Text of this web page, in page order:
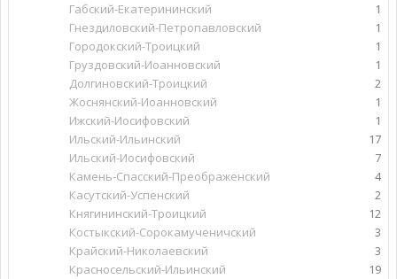
Габский-Екатерининский
1
Гнездиловский-Петропавловский
1
Городокский-Троицкий
1
Груздовский-Иоанновский
1
Долгиновский-Троицкий
2
Жоснянский-Иоанновский
1
Ижский-Иосифовский
1
Ильский-Ильинский
17
Ильский-Иосифовский
7
Камень-Спасский-Преображенский
4
Касутский-Успенский
2
Княгининский-Троицкий
12
Костыкский-Сорокамученичский
3
Крайский-Николаевский
3
Красносельский-Ильинский
19